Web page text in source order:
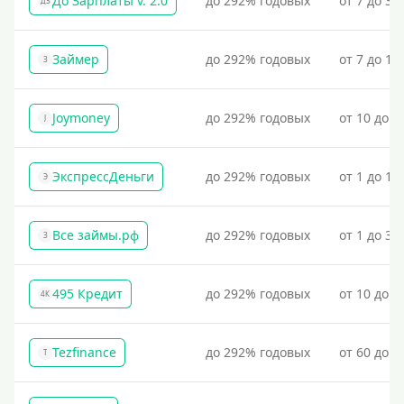
З Займер до 292% годовых от 7 до
J Joymoney до 292% годовых от 10 до
Э ЭкспрессДеньги до 292% годовых от 1 до
З Все займы.рф до 292% годовых от 1 до
4К 495 Кредит до 292% годовых от 10 до
T Tezfinance до 292% годовых от 60 до